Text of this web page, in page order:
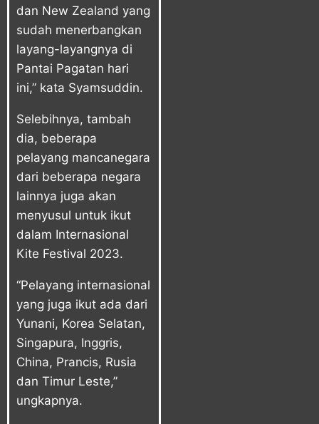
dan New Zealand yang
sudah menerbangkan
layang-layangnya di
Pantai Pagatan hari
ini,” kata Syamsuddin.
Selebihnya, tambah
dia, beberapa
pelayang mancanegara
dari beberapa negara
lainnya juga akan
menyusul untuk ikut
dalam Internasional
Kite Festival 2023.
“Pelayang internasional
yang juga ikut ada dari
Yunani, Korea Selatan,
Singapura, Inggris,
China, Prancis, Rusia
dan Timur Leste,”
ungkapnya.